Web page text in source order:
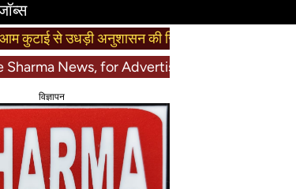
उधड़ी अनुशासन की सिलाई, घोटालों की खुली पोल!
News, for Advertisement call +91-
विज्ञापन